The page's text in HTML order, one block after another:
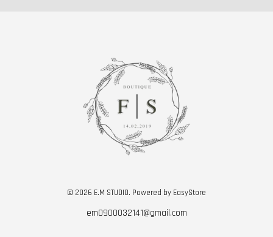
© 2026 E.M STUDIO. Powered by EasyStore
em0900032141@gmail.com